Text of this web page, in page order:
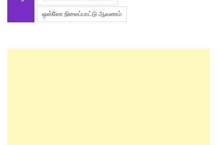
ஒஸ்லோ நிலைப்பாட்டு ஆவணம்